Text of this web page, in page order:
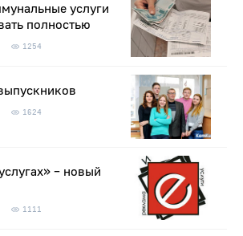
услуги
полностью
1254
1624
– новый
1111